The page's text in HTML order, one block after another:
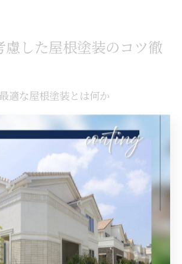
慮した屋根塗装のコツ徹
適な屋根塗装とは何か
中でも夏の高温多湿、冬の寒暖差が特
のような気候では、屋根塗装の選び
や耐久性に直結します。屋根塗装の
雨風から屋根材を守ることに加え、断
上にもあります。
差しの強い夏場に屋根が熱を持ちや
や耐久性の高い塗料が推奨されます。
時期の長雨にも対応できるよう、防